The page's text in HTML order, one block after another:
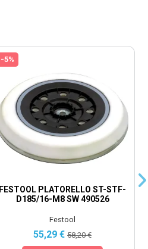
-5%
FESTOOL PLATORELLO ST-STF-
D185/16-M8 SW 490526
Festool
55,29 € 58,20 €